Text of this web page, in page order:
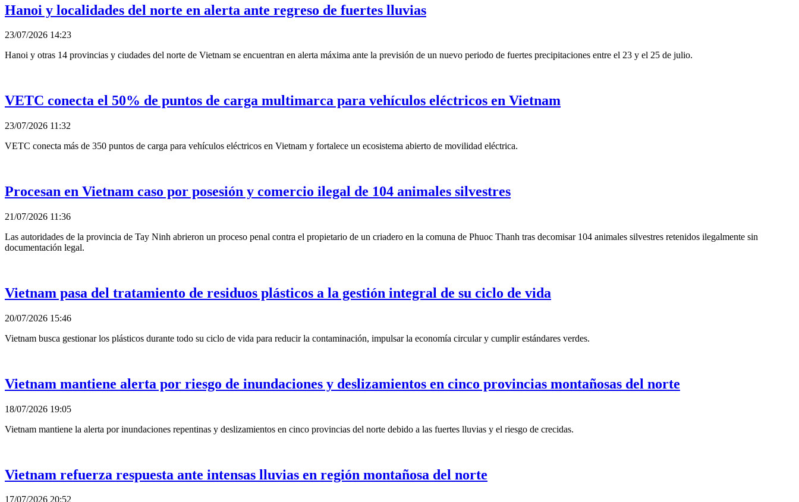
Hanoi y localidades del norte en alerta ante regreso de fuertes lluvias
23/07/2026 14:23
Hanoi y otras 14 provincias y ciudades del norte de Vietnam se encuentran en alerta máxima ante la previsión de un nuevo periodo de fuertes precipitaciones entre el 23 y el 25 de julio.
VETC conecta el 50% de puntos de carga multimarca para vehículos eléctricos en Vietnam
23/07/2026 11:32
VETC conecta más de 350 puntos de carga para vehículos eléctricos en Vietnam y fortalece un ecosistema abierto de movilidad eléctrica.
Procesan en Vietnam caso por posesión y comercio ilegal de 104 animales silvestres
21/07/2026 11:36
Las autoridades de la provincia de Tay Ninh abrieron un proceso penal contra el propietario de un criadero en la comuna de Phuoc Thanh tras decomisar 104 animales silvestres retenidos ilegalmente sin
documentación legal.
Vietnam pasa del tratamiento de residuos plásticos a la gestión integral de su ciclo de vida
20/07/2026 15:46
Vietnam busca gestionar los plásticos durante todo su ciclo de vida para reducir la contaminación, impulsar la economía circular y cumplir estándares verdes.
Vietnam mantiene alerta por riesgo de inundaciones y deslizamientos en cinco provincias montañosas del norte
18/07/2026 19:05
Vietnam mantiene la alerta por inundaciones repentinas y deslizamientos en cinco provincias del norte debido a las fuertes lluvias y el riesgo de crecidas.
Vietnam refuerza respuesta ante intensas lluvias en región montañosa del norte
17/07/2026 20:52